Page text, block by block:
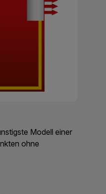
Modell einer
ohne